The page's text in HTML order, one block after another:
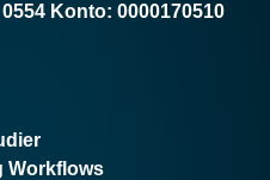
0554 Konto: 0000170510
Workflows